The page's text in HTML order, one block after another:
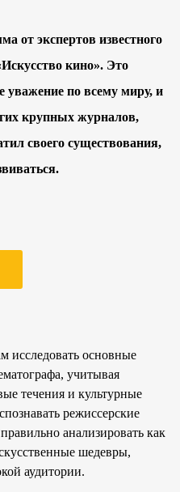
от экспертов известного
кино». Это
уважение по всему миру, и
крупных журналов,
своего существования,
исследовать основные
учитывая
течения и культурные
режиссерские
анализировать как
шедевры,
аудитории.